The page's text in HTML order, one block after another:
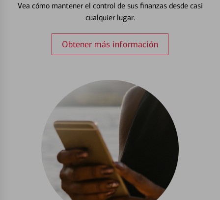
Vea cómo mantener el control de sus finanzas desde casi
cualquier lugar.
Obtener más información